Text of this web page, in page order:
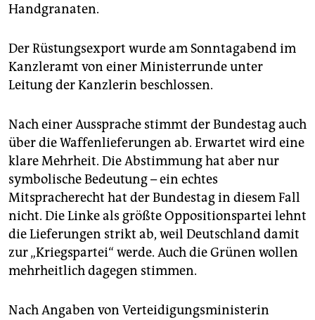
Handgranaten.
Der Rüstungsexport wurde am Sonntagabend im
Kanzleramt von einer Ministerrunde unter
Leitung der Kanzlerin beschlossen.
Nach einer Aussprache stimmt der Bundestag auch
über die Waffenlieferungen ab. Erwartet wird eine
klare Mehrheit. Die Abstimmung hat aber nur
symbolische Bedeutung – ein echtes
Mitspracherecht hat der Bundestag in diesem Fall
nicht. Die Linke als größte Oppositionspartei lehnt
die Lieferungen strikt ab, weil Deutschland damit
zur „Kriegspartei“ werde. Auch die Grünen wollen
mehrheitlich dagegen stimmen.
Nach Angaben von Verteidigungsministerin